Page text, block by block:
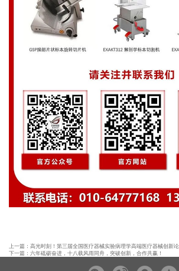
上一篇： 高光时刻！第三届全国医疗器械实验病理学高端医疗器械创新
下一篇： 六年砥砺奋进，十八载风雨同舟，突破创新，合作共赢！